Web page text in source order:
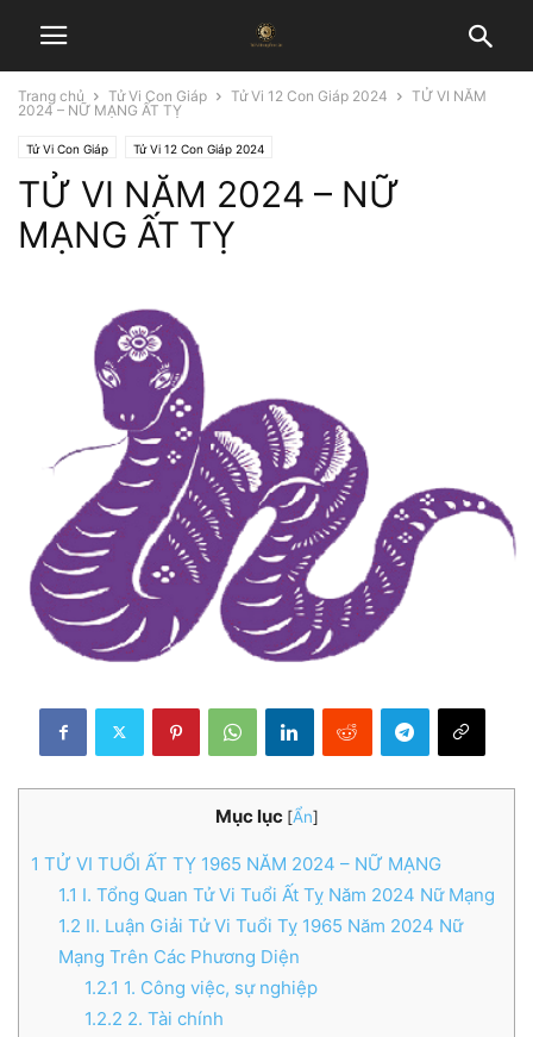
Trang chủ Tử Vi Con Giáp Tử Vi 12 Con Giáp 2024
TỬ VI NĂM
2024 – NỮ MẠNG ẤT TỴ
Tử Vi Con Giáp Tử Vi 12 Con Giáp 2024
TỬ VI NĂM 2024 – NỮ
MẠNG ẤT TỴ
Mục lục [Ẩn]
1 TỬ VI TUỔI ẤT TỴ 1965 NĂM 2024 – NỮ MẠNG
1.1 I. Tổng Quan Tử Vi Tuổi Ất Tỵ Năm 2024 Nữ Mạng
1.2 II. Luận Giải Tử Vi Tuổi Tỵ 1965 Năm 2024 Nữ
Mạng Trên Các Phương Diện
1.2.1 1. Công việc, sự nghiệp
1.2.2 2. Tài chính